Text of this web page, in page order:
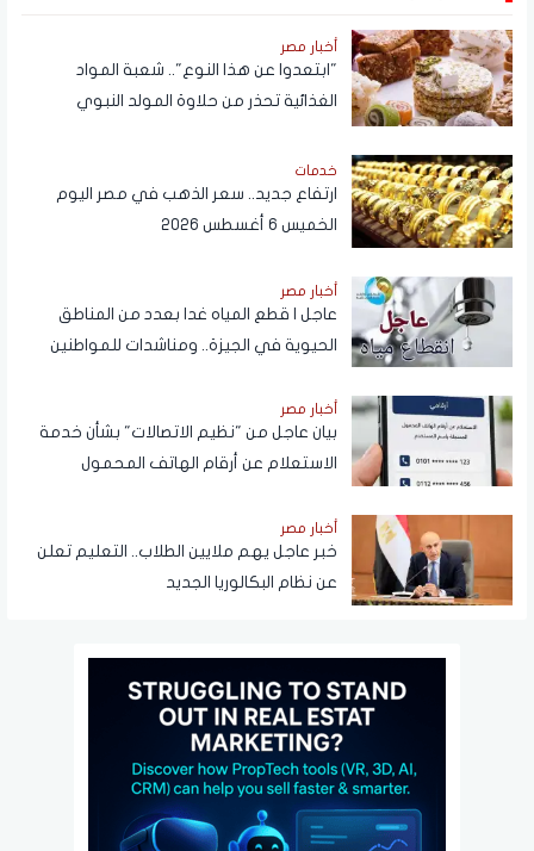
أخبار مصر
"ابتعدوا عن هذا النوع".. شعبة المواد
الغذائية تحذر من حلاوة المولد النبوي
خدمات
ارتفاع جديد.. سعر الذهب في مصر اليوم
الخميس 6 أغسطس 2026
أخبار مصر
عاجل | قطع المياه غدا بعدد من المناطق
الحيوية في الجيزة.. ومناشدات للمواطنين
أخبار مصر
بيان عاجل من "نظيم الاتصالات" بشأن خدمة
الاستعلام عن أرقام الهاتف المحمول
NTRA
أخبار مصر
خبر عاجل يهم ملايين الطلاب.. التعليم تعلن
عن نظام البكالوريا الجديد